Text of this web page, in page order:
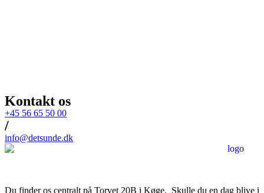
Kontakt os
+45 56 65 50 00
/
info@detsunde.dk
Du finder os centralt på Torvet 20B i Køge. Skulle du en dag blive i